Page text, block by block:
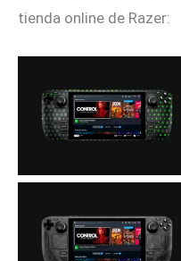
tienda online de Razer: